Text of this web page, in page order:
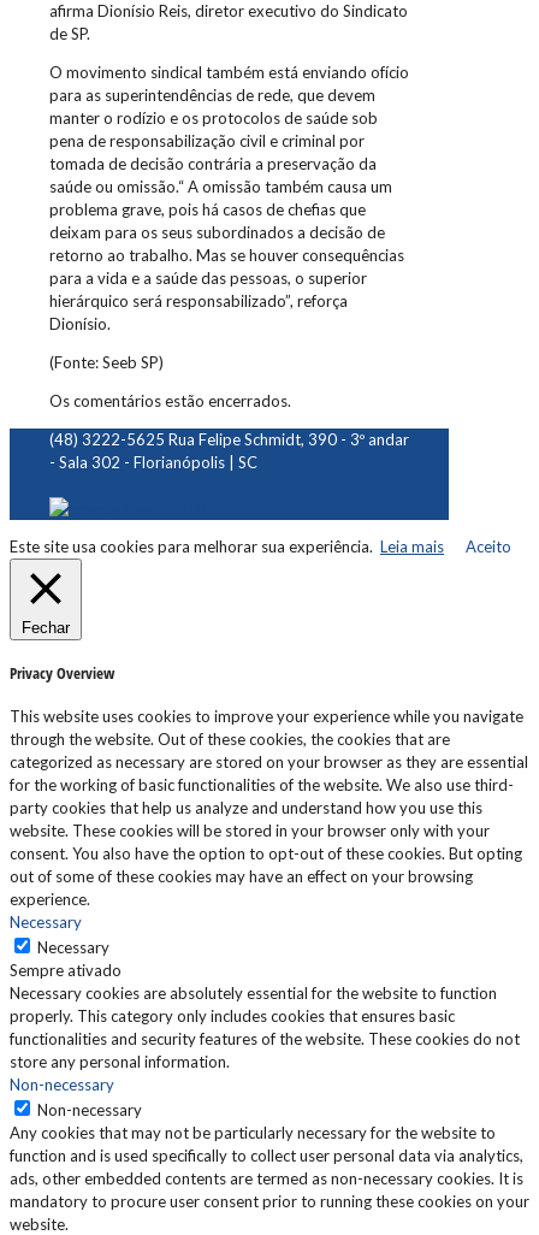
afirma Dionísio Reis, diretor executivo do Sindicato
de SP.
O movimento sindical também está enviando ofício
para as superintendências de rede, que devem
manter o rodízio e os protocolos de saúde sob
pena de responsabilização civil e criminal por
tomada de decisão contrária a preservação da
saúde ou omissão.“ A omissão também causa um
problema grave, pois há casos de chefias que
deixam para os seus subordinados a decisão de
retorno ao trabalho. Mas se houver consequências
para a vida e a saúde das pessoas, o superior
hierárquico será responsabilizado”, reforça
Dionísio.
(Fonte: Seeb SP)
Os comentários estão encerrados.
(48) 3222-5625 Rua Felipe Schmidt, 390 - 3º andar
- Sala 302 - Florianópolis | SC
Este site usa cookies para melhorar sua experiência. Leia mais Aceito
Fechar
Privacy Overview
This website uses cookies to improve your experience while you navigate
through the website. Out of these cookies, the cookies that are
categorized as necessary are stored on your browser as they are essential
for the working of basic functionalities of the website. We also use third-
party cookies that help us analyze and understand how you use this
website. These cookies will be stored in your browser only with your
consent. You also have the option to opt-out of these cookies. But opting
out of some of these cookies may have an effect on your browsing
experience.
Necessary
Necessary
Sempre ativado
Necessary cookies are absolutely essential for the website to function
properly. This category only includes cookies that ensures basic
functionalities and security features of the website. These cookies do not
store any personal information.
Non-necessary
Non-necessary
Any cookies that may not be particularly necessary for the website to
function and is used specifically to collect user personal data via analytics,
ads, other embedded contents are termed as non-necessary cookies. It is
mandatory to procure user consent prior to running these cookies on your
website.